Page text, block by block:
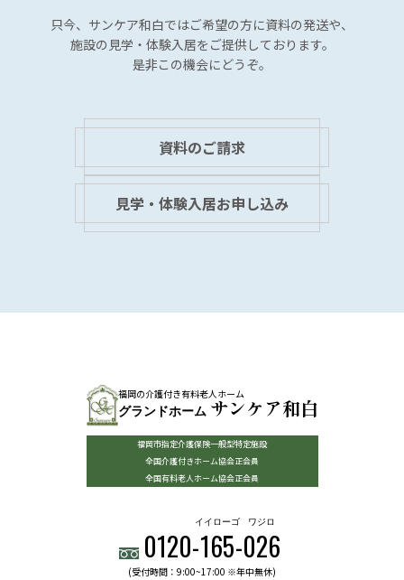
只今、サンケア和白ではご希望の方に資料の発送や、
施設の見学・体験入居をご提供しております。
是非この機会にどうぞ。
資料のご請求
見学・体験入居お申し込み
福岡の介護付き有料老人ホーム
グランドホーム サンケア和白
福岡市指定介護保険一般型特定施設
全国介護付きホーム協会正会員
全国有料老人ホーム協会正会員
0120-165
イイローゴ
-026
ワジロ
(受付時間：9:00~17:00 ※年中無休)